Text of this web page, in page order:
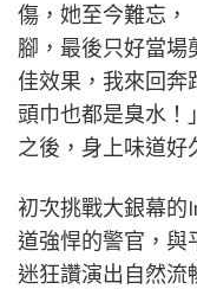
傷，她至今難忘，
腳，最後只好當場
佳效果，我來回奔
頭巾也都是臭水！
之後，身上味道好
初次挑戰大銀幕的
道強悍的警官，與
迷狂讚演出自然流